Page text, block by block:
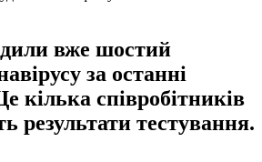
вже шостий
за останні
кілька співробітників
результати тестування.